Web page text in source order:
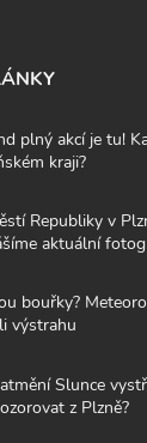
plný akcí je tu!
kraji?
Republiky v
aktuální
bouřky?
výstrahu
Slunce
z Plzně?